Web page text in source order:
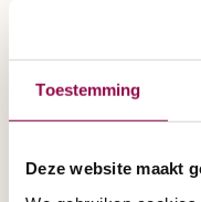
Toestemming
Deze website maakt
informatie.
Meerdere